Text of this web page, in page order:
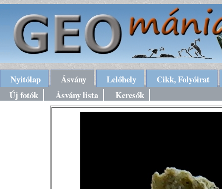
Nyitólap Ásvány Lelőhely
Cikk, Folyóirat
Új fotók
Ásvány lista Keresők